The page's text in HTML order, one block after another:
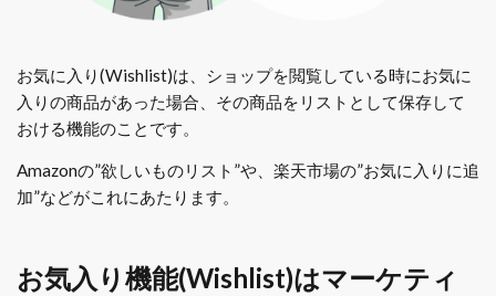
お気に入り(Wishlist)は、ショップを閲覧している時にお気に
入りの商品があった場合、その商品をリストとして保存して
おける機能のことです。
Amazonの”欲しいものリスト”や、楽天市場の”お気に入りに追
加”などがこれにあたります。
お気入り機能(Wishlist)はマーケティ